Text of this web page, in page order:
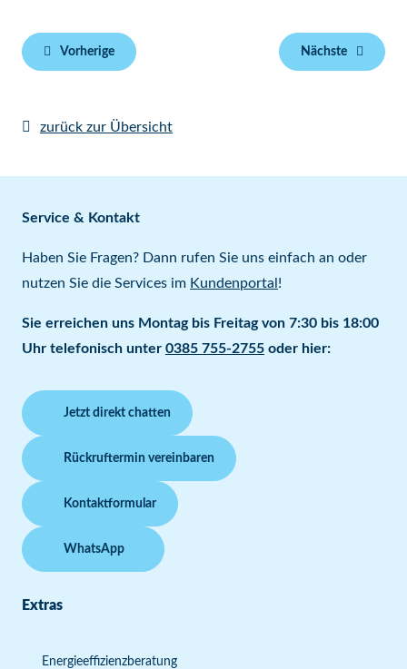
Vorherige Nächste
zurück zur Übersicht
Service & Kontakt
Haben Sie Fragen? Dann rufen Sie uns einfach an oder
nutzen Sie die Services im Kundenportal !
Sie erreichen uns Montag bis Freitag von 7:30 bis 18:00
Uhr telefonisch unter 0385 755-2755 oder hier:
Jetzt direkt chatten
Rückruftermin vereinbaren
Kontaktformular
WhatsApp
Extras
Energieeffizienzberatung